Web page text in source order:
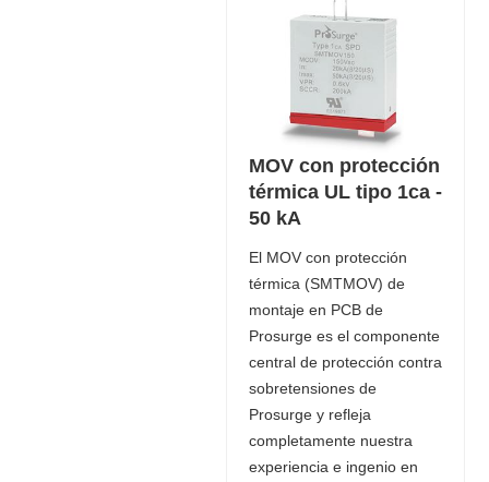
MOV con protección
térmica UL tipo 1ca -
50 kA
El MOV con protección
térmica (SMTMOV) de
montaje en PCB de
Prosurge es el componente
central de protección contra
sobretensiones de
Prosurge y refleja
completamente nuestra
experiencia e ingenio en